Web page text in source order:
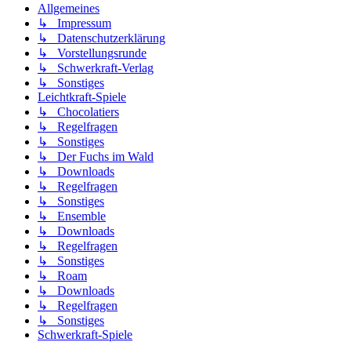
Allgemeines
↳ Impressum
↳ Datenschutzerklärung
↳ Vorstellungsrunde
↳ Schwerkraft-Verlag
↳ Sonstiges
Leichtkraft-Spiele
↳ Chocolatiers
↳ Regelfragen
↳ Sonstiges
↳ Der Fuchs im Wald
↳ Downloads
↳ Regelfragen
↳ Sonstiges
↳ Ensemble
↳ Downloads
↳ Regelfragen
↳ Sonstiges
↳ Roam
↳ Downloads
↳ Regelfragen
↳ Sonstiges
Schwerkraft-Spiele